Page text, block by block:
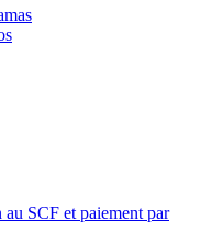
SCF et paiement par